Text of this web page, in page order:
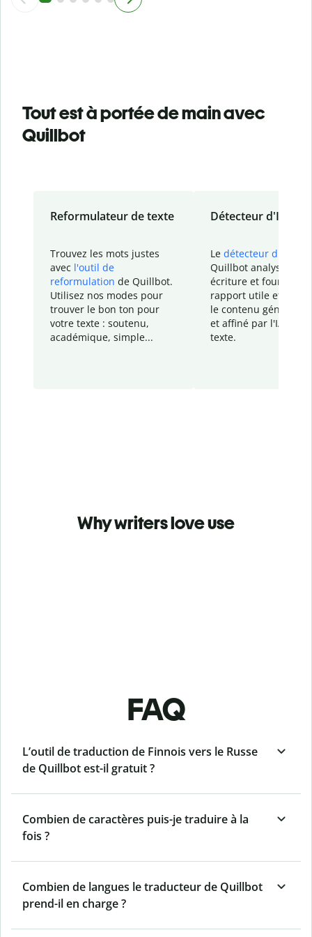
Tout est à portée de main avec
Quillbot
Reformulateur de texte
Trouvez les mots justes
avec l'outil de
reformulation de Quillbot.
Utilisez nos modes pour
trouver le bon ton pour
votre texte : soutenu,
académique, simple...
Détecteur d'IA
Le détecteur d'IA
Quillbot analyse votre
écriture et fournit un
rapport utile et
le contenu généré
et affiné par l'IA
texte.
Why writers love use
FAQ
L’outil de traduction de Finnois vers le Russe
de Quillbot est-il gratuit ?
Combien de caractères puis-je traduire à la
fois ?
Combien de langues le traducteur de Quillbot
prend-il en charge ?